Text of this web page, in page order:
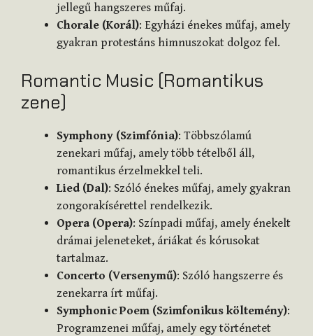
jellegű hangszeres műfaj.
Chorale (Korál): Egyházi énekes műfaj, amely
gyakran protestáns himnuszokat dolgoz fel.
Romantic Music (Romantikus
zene)
Symphony (Szimfónia): Többszólamú
zenekari műfaj, amely több tételből áll,
romantikus érzelmekkel teli.
Lied (Dal): Szóló énekes műfaj, amely gyakran
zongorakísérettel rendelkezik.
Opera (Opera): Színpadi műfaj, amely énekelt
drámai jeleneteket, áriákat és kórusokat
tartalmaz.
Concerto (Versenymű): Szóló hangszerre és
zenekarra írt műfaj.
Symphonic Poem (Szimfonikus költemény):
Programzenei műfaj, amely egy történetet